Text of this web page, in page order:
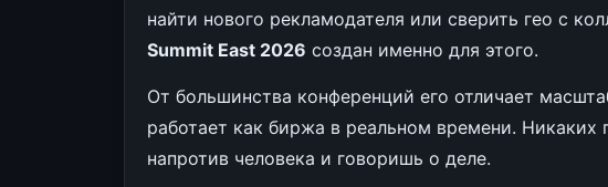
найти нового рекламодателя или сверить гео с
Summit East 2026 создан именно для этого.
От большинства конференций его отличает
работает как биржа в реальном времени. Никаких
напротив человека и говоришь о деле.